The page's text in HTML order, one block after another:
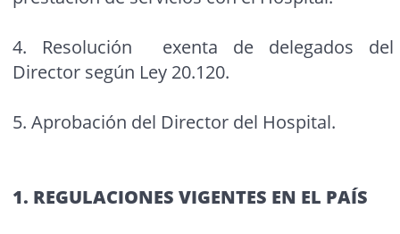
4. Resolución exenta de delegados del
Director según Ley 20.120.
5. Aprobación del Director del Hospital.
1. REGULACIONES VIGENTES EN EL PAÍS